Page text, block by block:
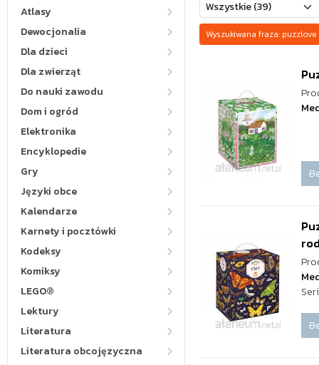
Atlasy
Dewocjonalia
Dla dzieci
Dla zwierząt
Do nauki zawodu
Dom i ogród
Elektronika
Encyklopedie
Gry
Języki obce
Kalendarze
Karnety i pocztówki
Kodeksy
Komiksy
LEGO®
Lektury
Literatura
Literatura obcojęzyczna
Wyszukiwana fraza: